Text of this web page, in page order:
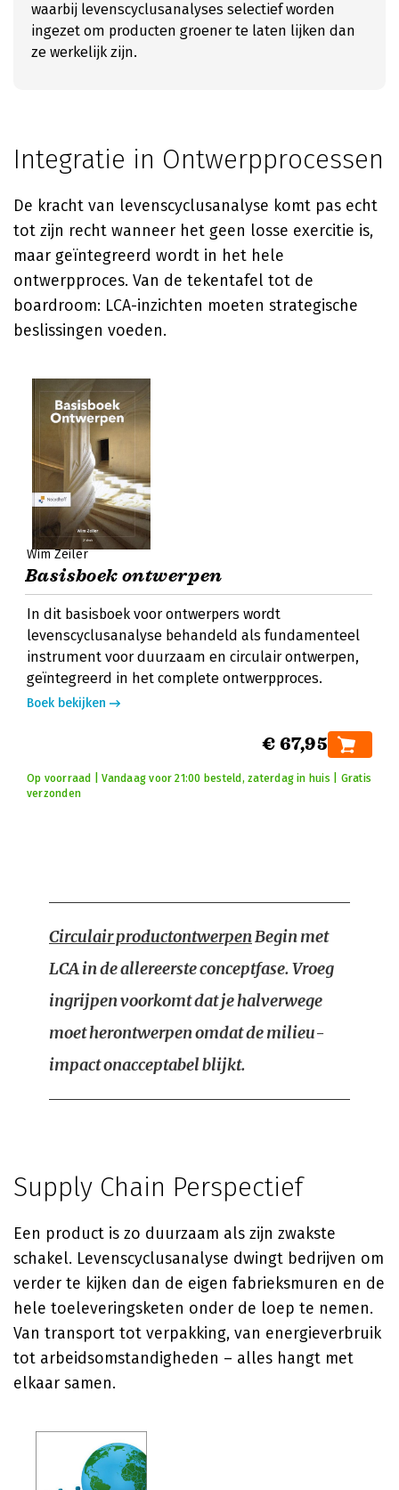
waarbij levenscyclusanalyses selectief worden
ingezet om producten groener te laten lijken dan
ze werkelijk zijn.
Integratie in Ontwerpprocessen
De kracht van levenscyclusanalyse komt pas echt
tot zijn recht wanneer het geen losse exercitie is,
maar geïntegreerd wordt in het hele
ontwerpproces. Van de tekentafel tot de
boardroom: LCA-inzichten moeten strategische
beslissingen voeden.
Wim Zeiler
Basisboek ontwerpen
In dit basisboek voor ontwerpers wordt
levenscyclusanalyse behandeld als fundamenteel
instrument voor duurzaam en circulair ontwerpen,
geïntegreerd in het complete ontwerpproces.
Boek bekijken
€ 67,95
Op voorraad | Vandaag voor 21:00 besteld, zaterdag in huis | Gratis
verzonden
Circulair productontwerpenBegin met
LCA in de allereerste conceptfase. Vroeg
ingrijpen voorkomt dat je halverwege
moet herontwerpen omdat de milieu-
impact onacceptabel blijkt.
Supply Chain Perspectief
Een product is zo duurzaam als zijn zwakste
schakel. Levenscyclusanalyse dwingt bedrijven om
verder te kijken dan de eigen fabrieksmuren en de
hele toeleveringsketen onder de loep te nemen.
Van transport tot verpakking, van energieverbruik
tot arbeidsomstandigheden – alles hangt met
elkaar samen.